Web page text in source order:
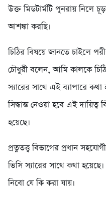
উক্ত মিডটার্মটি পুনরায় নিলে
আশঙ্কা করছি।
চিঠির বিষয়ে জানতে চাইলে
চৌধুরী বলেন, আমি কালকে
স্যারের সাথে এই ব্যাপারে কথা
সিদ্ধান্ত নেওয়া হবে এই দায়িত্ব
হয়েছে।
প্রত্নতত্ত্ব বিভাগের প্রধান
ভিসি স্যারের সাথে কথা
নিবো যে কি করা যায়।